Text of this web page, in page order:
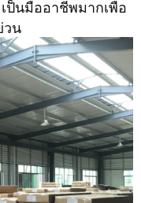
ป็นมืออาชีพมากเพื่อ
วน